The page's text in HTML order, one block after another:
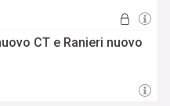
CT e Ranieri nuovo